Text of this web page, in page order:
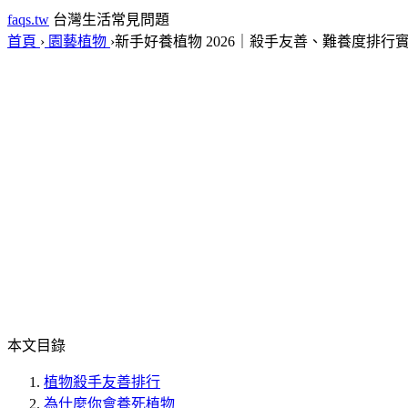
faqs.tw 台灣生活常見問題
首頁 › 園藝植物 ›新手好養植物 2026｜殺手友善、難養度排行
本文目錄
植物殺手友善排行
為什麼你會養死植物